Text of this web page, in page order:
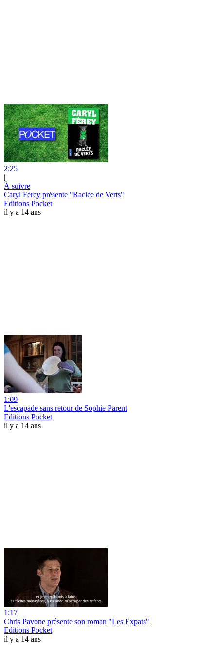
2:25
|
À suivre
Caryl Férey présente "Raclée de Verts"
Editions Pocket
il y a 14 ans
1:09
L'escapade sans retour de Sophie Parent
Editions Pocket
il y a 14 ans
1:17
Chris Pavone présente son roman "Les Expats"
Editions Pocket
il y a 14 ans